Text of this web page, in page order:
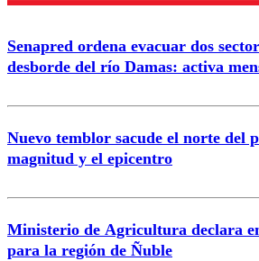
Correo
Senapred ordena evacuar dos
desborde del río Damas: activa
Nuevo temblor sacude el norte del
magnitud y el epicentro
Ministerio de Agricultura declara
para la región de Ñuble